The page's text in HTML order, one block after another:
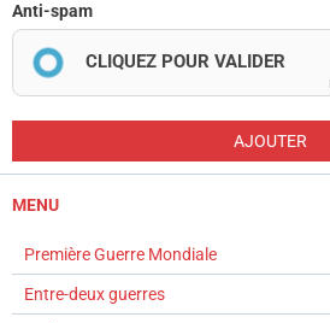
Anti-spam
CLIQUEZ POUR VALIDER
AJOUTER
MENU
Première Guerre Mondiale
Entre-deux guerres